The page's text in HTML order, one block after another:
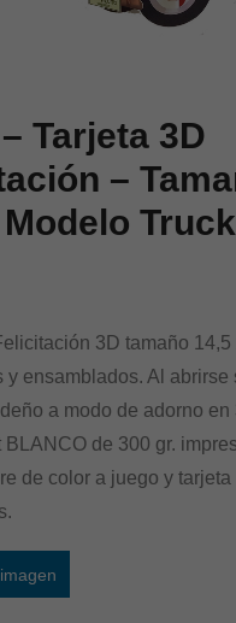
Tarjeta 3D
–
Truck
3D tamaño 14,5
y ensamblados. Al abrirse
a modo de adorno
BLANCO de 300 gr.
de color a juego y